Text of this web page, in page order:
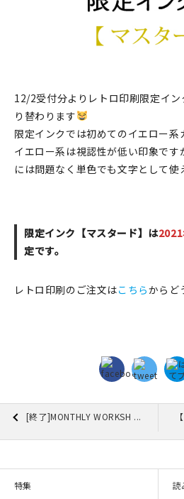
本
文房具
雑貨
JAMグッズ
台湾グッズ
在庫限り
読みもの
イベント・ワークショップ
ギャラリー
12/2受付分よりレトロ印刷限定イ
り替わります
限定インクでは初めてのイエロー系
イエロー系は視認性が低い印象で
には問題なく単色でも文字として使
限定インク【マスタード】は
定です。
レトロ印刷のご注文はこちらからど
[終了]MONTHLY WORKSH ...
特集 読